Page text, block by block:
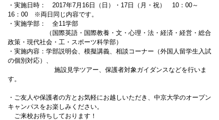
・実施日時： 2017年7月16日（日）・17日（月・祝） 10：00～
16：00 ※両日同じ内容です。
・実施学部： 全11学部
（国際英語・国際教養・文・心理・法・経済・経営・総合
政策・現代社会・工・スポーツ科学部）
・実施内容：学部説明会、模擬講義、相談コーナー（外国人留学生入試
の個別対応）、
施設見学ツアー、保護者対象ガイダンスなどを行いま
す。
・ご友人や保護者の方とお気軽にお越しいただき、中京大学のオープン
キャンパスをお楽しみください。
ご来校お待ちしております！